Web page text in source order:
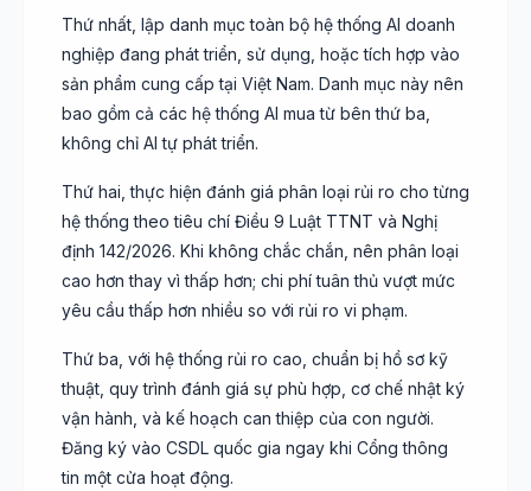
Thứ nhất, lập danh mục toàn bộ hệ thống AI doanh
nghiệp đang phát triển, sử dụng, hoặc tích hợp vào
sản phẩm cung cấp tại Việt Nam. Danh mục này nên
bao gồm cả các hệ thống AI mua từ bên thứ ba,
không chỉ AI tự phát triển.
Thứ hai, thực hiện đánh giá phân loại rủi ro cho từng
hệ thống theo tiêu chí Điều 9 Luật TTNT và Nghị
định 142/2026. Khi không chắc chắn, nên phân loại
cao hơn thay vì thấp hơn; chi phí tuân thủ vượt mức
yêu cầu thấp hơn nhiều so với rủi ro vi phạm.
Thứ ba, với hệ thống rủi ro cao, chuẩn bị hồ sơ kỹ
thuật, quy trình đánh giá sự phù hợp, cơ chế nhật ký
vận hành, và kế hoạch can thiệp của con người.
Đăng ký vào CSDL quốc gia ngay khi Cổng thông
tin một cửa hoạt động.